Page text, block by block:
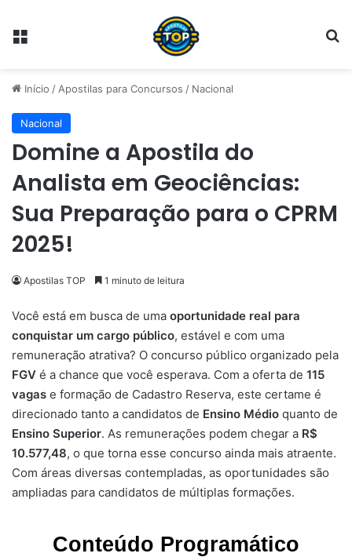
Menu
Início / Apostilas para Concursos / Nacional
Nacional
Domine a Apostila do
Analista em Geociências:
Sua Preparação para o CPRM
2025!
Apostilas TOP 1 minuto de leitura
Você está em busca de uma oportunidade real para
conquistar um cargo público, estável e com uma
remuneração atrativa? O concurso público organizado pela
FGV é a chance que você esperava. Com a oferta de 115
vagas e formação de Cadastro Reserva, este certame é
direcionado tanto a candidatos de Ensino Médio quanto de
Ensino Superior. As remunerações podem chegar a R$
10.577,48, o que torna esse concurso ainda mais atraente.
Com áreas diversas contempladas, as oportunidades são
ampliadas para candidatos de múltiplas formações.
Conteúdo Programático